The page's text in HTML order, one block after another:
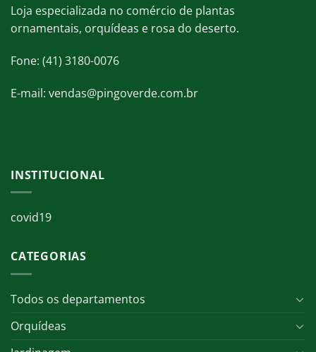
Loja especializada no comércio de plantas
ornamentais, orquídeas e rosa do deserto.
Fone: (41) 3180-0076
E-mail: vendas@pingoverde.com.br
INSTITUCIONAL
covid19
CATEGORIAS
Todos os departamentos
Orquídeas